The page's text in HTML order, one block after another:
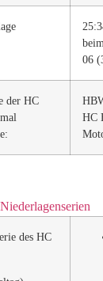
06
der HC
HC
des HC